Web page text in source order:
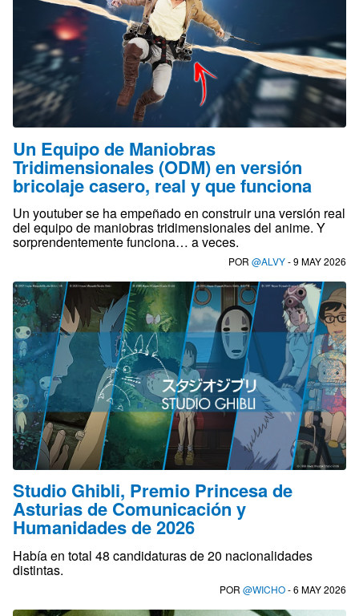
Un Equipo de Maniobras
Tridimensionales (ODM) en versión
bricolaje casero, real y que funciona
Un youtuber se ha empeñado en construir una versión real
del equipo de maniobras tridimensionales del anime. Y
sorprendentemente funciona… a veces.
POR @ALVY- 9 MAY 2026
Studio Ghibli, Premio Princesa de
Asturias de Comunicación y
Humanidades de 2026
Había en total 48 candidaturas de 20 nacionalidades
distintas.
POR @WICHO- 6 MAY 2026